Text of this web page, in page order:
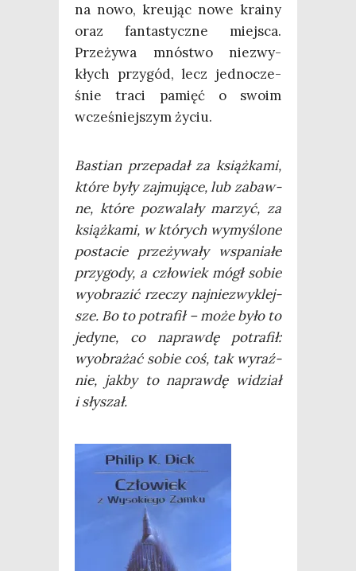
na nowo, kreu­jąc nowe kra­iny
oraz fan­ta­stycz­ne miej­sca.
Prze­ży­wa mnó­stwo nie­zwy­
kłych przy­gód, lecz jed­no­cze­
śnie tra­ci pamięć o swo­im
wcze­śniej­szym życiu.
Bastian prze­pa­dał za książ­ka­mi,
któ­re były zaj­mu­ją­ce, lub zabaw­
ne, któ­re pozwa­la­ły marzyć, za
książ­ka­mi, w któ­rych wymy­ślo­ne
posta­cie prze­ży­wa­ły wspa­nia­łe
przy­go­dy, a czło­wiek mógł sobie
wyobra­zić rze­czy naj­nie­zwy­klej­
sze. Bo to potra­fił – może było to
jedy­ne, co napraw­dę potra­fił:
wyobra­żać sobie coś, tak wyraź­
nie, jak­by to napraw­dę widział
i słyszał.